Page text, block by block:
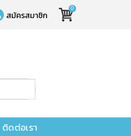
สมัครสมาชิก
0
ติดต่อเรา